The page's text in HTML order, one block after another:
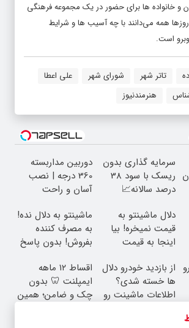
و خانواده ها برای حضور در یک مجموعه فرهنگی
همه می‌دانند با چه آسیب ها و شرایط
است.
تاتر شهر شورای شهر
علی اعطا
هنرمندنیوز
سرمایه گذاری بدون
ریسک با سود 38
درصد سالانه📈
دوربین مداربسته
360 درجه | نصب
آسان و راحت
دلال ماشینتو به
قیمت نمیخره! بیا
اینجا به قیمت
واقعی*
ماشینتو به دلال نده!
به مصرف کننده
بفروش! بدون پاسخ
از بازدید خودرو دلال
ها خسته شدی؟
اطلاعات ماشینت رو
اقساط ۱۲ ماهه
ایمپلنت 🦷 بدون
چک و ضامن؛ همین